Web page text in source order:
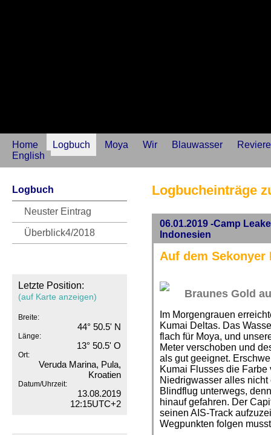
Home Logbuch Moya Wir Blauwasser
Reviere
English
Logbuch
Neuster Eintrag
Überblick4/2018
Letzte Position:
(auf Karte anzeigen)
Breite:
44° 50.5' N
Länge:
13° 50.5' O
Ort:
Veruda Marina, Pula,
Kroatien
Datum/Uhrzeit:
13.08.2019
12:15UTC+2
Logbucheinträge
06.01.2019 -Camp
Indonesien
Auf dem Sekonyer
Braunes Gold
Im Morgengrauen
Kumai Deltas. Das
flach für Moya, und
Meter verschoben und
als gut geeignet.
Kumai Flusses die
Niedrigwasser alles
Blindflug unterwegs,
hinauf gefahren. Der
seinen AIS-Track
Wegpunkten folgen